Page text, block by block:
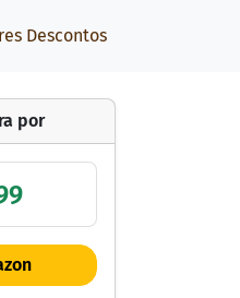
Descontos
por